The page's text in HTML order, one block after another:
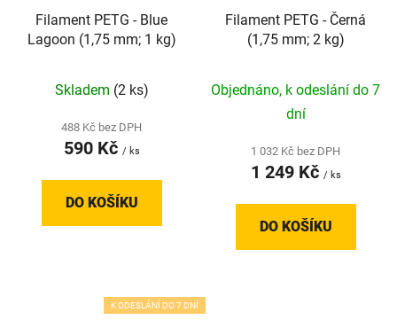
Filament PETG - Blue
Lagoon (1,75 mm; 1 kg)
Skladem (2 ks)
488 Kč bez DPH
590 Kč / ks
DO KOŠÍKU
Filament PETG - Černá
(1,75 mm; 2 kg)
Objednáno, k odeslání do 7
dní
1 032 Kč bez DPH
1 249 Kč / ks
DO KOŠÍKU
K ODESLÁNÍ DO 7 DNÍ